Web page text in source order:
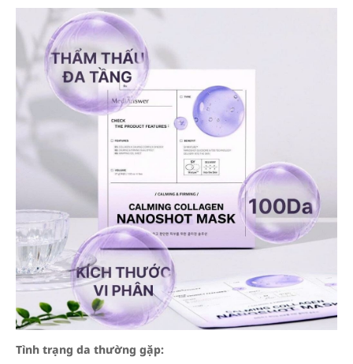
Tình trạng da thường gặp: